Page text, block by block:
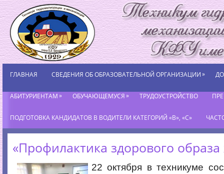
ГЛАВНАЯ СВЕДЕНИЯ ОБ ОБРАЗОВАТЕЛЬНОЙ ОРГАНИЗАЦИИ»
АБИТУРИЕНТАМ» ОБУЧАЮЩЕМУСЯ» ТРУДОУСТРОЙСТВО
ПОДГОТОВКА КАНДИДАТОВ В ВОДИТЕЛИ КАТЕГОРИЙ «В», «С»
«Профилактика здорового
22 октября в техникуме